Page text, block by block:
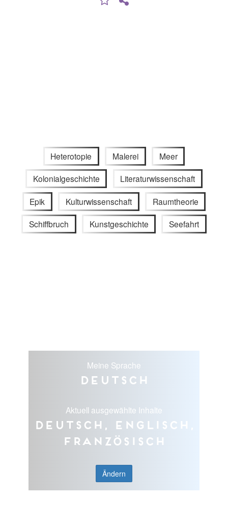
Heterotopie Malerei Meer
Kolonialgeschichte Literaturwissenschaft
Epik Kulturwissenschaft Raumtheorie
Schiffbruch Kunstgeschichte Seefahrt
Meine Sprache
Deutsch
Aktuell ausgewählte Inhalte
Deutsch, Englisch,
Französisch
Ändern